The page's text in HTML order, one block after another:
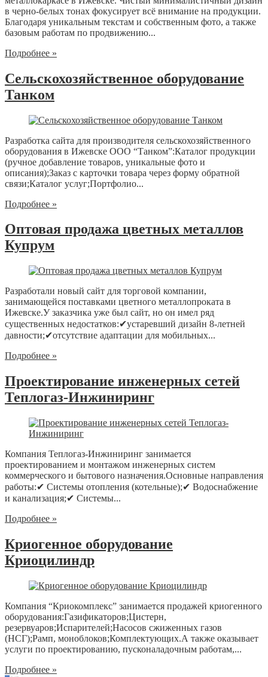
в черно-белых тонах фокусирует всё внимание на продукции.
Благодаря уникальным текстам и собственным фото, а также
базовым работам по продвижению...
Подробнее »
Сельскохозяйственное оборудование
Танком
Разработка сайта для производителя сельскохозяйственного
оборудования в Ижевске ООО “Танком”:Каталог продукции
(ручное добавление товаров, уникальные фото и
описания);Заказ с карточки товара через форму обратной
связи;Каталог услуг;Портфолио...
Подробнее »
Оптовая продажа цветных металлов
Купрум
Разработали новый сайт для торговой компании,
занимающейся поставками цветного металлопроката в
Ижевске.У заказчика уже был сайт, но он имел ряд
существенных недостатков:✔устаревший дизайн 8-летней
давности;✔отсутствие адаптации для мобильных...
Подробнее »
Проектирование инженерных сетей
Теплогаз-Инжиниринг
Компания Теплогаз-Инжиниринг занимается
проектированием и монтажом инженерных систем
коммерческого и бытового назначения.Основные направления
работы:✔ Системы отопления (котельные);✔ Водоснабжение
и канализация;✔ Системы...
Подробнее »
Криогенное оборудование
Криоцилиндр
Компания “Криокомплекс” занимается продажей криогенного
оборудования:Газификаторов;Цистерн,
резервуаров;Испарителей;Насосов сжиженных газов
(НСГ);Рамп, моноблоков;Комплектующих.А также оказывает
услуги по проектированию, пусконаладочным работам,...
Подробнее »